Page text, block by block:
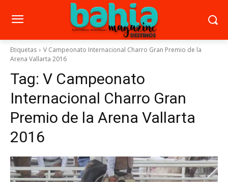
Etiquetas
V Campeonato Internacional Charro Gran Premio de la
Arena Vallarta 2016
Tag: V Campeonato
Internacional Charro Gran
Premio de la Arena Vallarta
2016